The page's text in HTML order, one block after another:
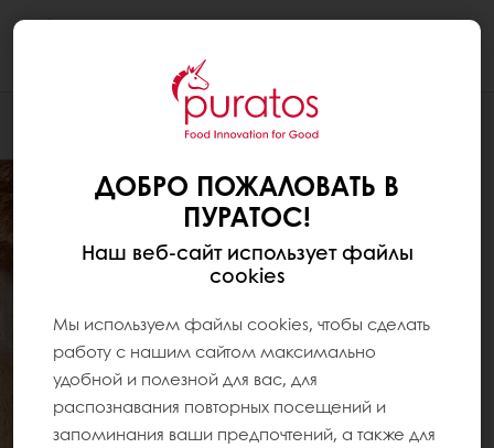
ДОБРО ПОЖАЛОВАТЬ В
ПУРАТОС!
Наш веб-сайт использует файлы
cookies
Мы используем файлы cookies, чтобы сделать
работу с нашим сайтом максимально
удобной и полезной для вас, для
распознавания повторных посещений и
запоминания ваши предпочтений, а также для